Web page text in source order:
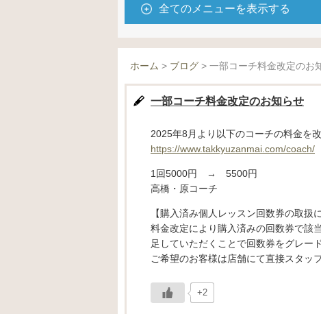
全てのメニューを表示する
ホーム > ブログ > 一部コーチ料金改定のお
一部コーチ料金改定のお知らせ
2025年8月より以下のコーチの料金を
https://www.takkyuzanmai.com/coach/
1回5000円 → 5500円
高橋・原コーチ
【購入済み個人レッスン回数券の取扱
料金改定により購入済みの回数券で該
足していただくことで回数券をグレー
ご希望のお客様は店舗にて直接スタッ
+2